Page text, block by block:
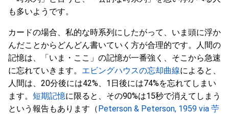
も多いようです。
カードの場合、私的な時系列にしたがって、いま頭に浮か
んだことからどんどん書いていく方が合理的です。人間の
記憶は、「いま・ここ」の記憶が一番強く、そこから急速
に忘れていきます。 エビングハウスの忘却曲線によると、
人間は、20分後には42%、1日後には74%を忘れてしまい
ます。 短期記憶に限ると、その90%は15秒で消えてしまう
という報告もあります（Peterson & Peterson, 1959 via 苧